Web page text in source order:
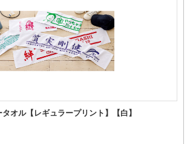
オル【レギュラープリント】【白】